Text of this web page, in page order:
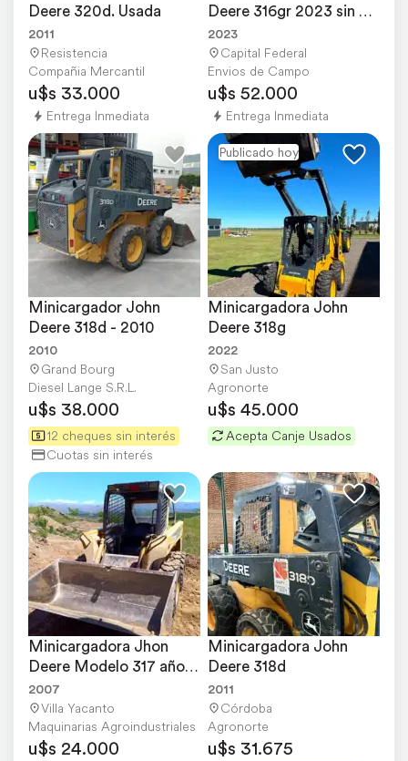
Deere 320d. Usada
2011
Resistencia
Compañia Mercantil
u$s 33.000
Entrega Inmediata
Deere 316gr 2023 sin
USO - Entrega ya
2023
Capital Federal
Envios de Campo
u$s 52.000
Entrega Inmediata
Minicargador John
Deere 318d - 2010
2010
Grand Bourg
Diesel Lange S.R.L.
u$s 38.000
12 cheques sin interés
Cuotas sin interés
Publicado hoy
Minicargadora John
Deere 318g
2022
San Justo
Agronorte
u$s 45.000
Acepta Canje Usados
Minicargadora Jhon
Deere Modelo 317 año
2007
2007
Villa Yacanto
Maquinarias Agroindustriales
u$s 24.000
Minicargadora John
Deere 318d
2011
Córdoba
Agronorte
u$s 31.675